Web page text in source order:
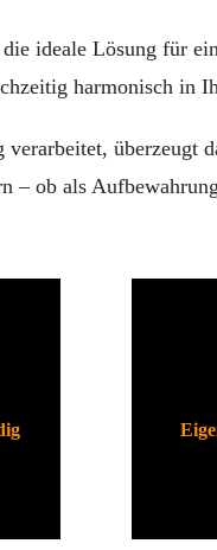
ideale Lösung für
harmonisch in
überzeugt
– ob als